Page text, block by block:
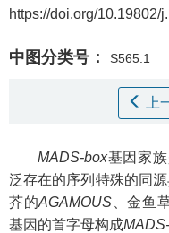
https://doi.org/10.19802/
中图分类号： S565.1
上
MADS-box基因家
泛存在的序列特殊的同
芥的AGAMOUS 、金鱼
基因的首字母构成